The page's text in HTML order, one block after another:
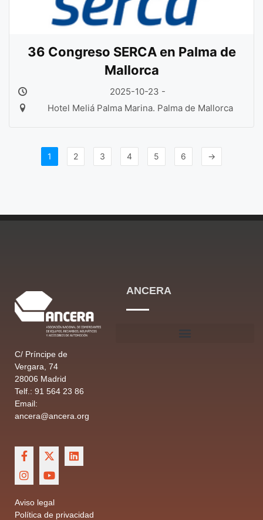
36 Congreso SERCA en Palma de
Mallorca
2025-10-23 -
Hotel Meliá Palma Marina. Palma de Mallorca
1 2 3 4 5 6 →
C/ Príncipe de
Vergara, 74
28006 Madrid
Telf.: 91 564 23 86
Email:
ancera@ancera.org
Aviso legal
Política de privacidad
ANCERA